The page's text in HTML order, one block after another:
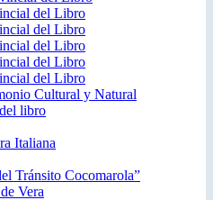
del Libro
del Libro
del Libro
del Libro
del Libro
Cultural y Natural
libro
Italiana
Tránsito Cocomarola”
Vera